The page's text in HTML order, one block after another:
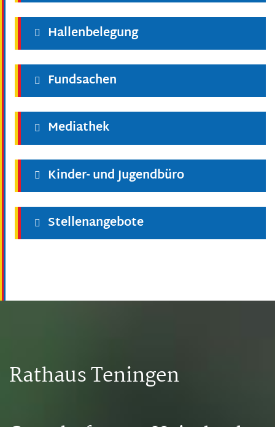
Hallenbelegung
Fundsachen
Mediathek
Kinder- und Jugendbüro
Stellenangebote
Rathaus Teningen